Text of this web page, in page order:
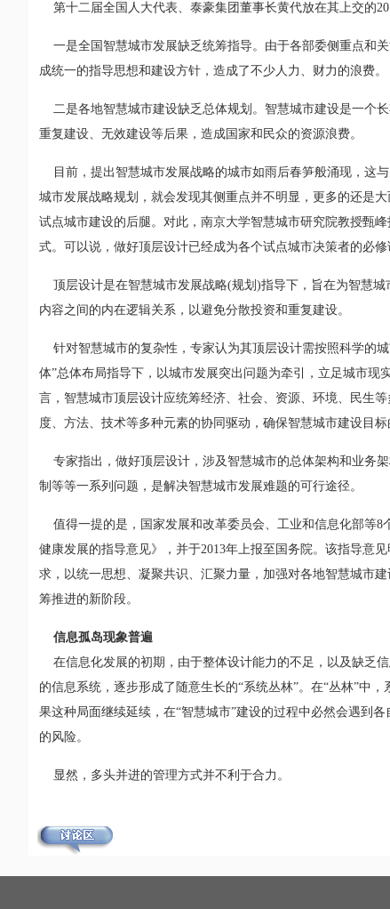
第十二届全国人大代表、泰豪集团董事长黄代放在其上交的
一是全国智慧城市发展缺乏统筹指导。由于各部委侧重点和
成统一的指导思想和建设方针，造成了不少人力、财力的浪费。
二是各地智慧城市建设缺乏总体规划。智慧城市建设是一个
重复建设、无效建设等后果，造成国家和民众的资源浪费。
目前，提出智慧城市发展战略的城市如雨后春笋般涌现，这
城市发展战略规划，就会发现其侧重点并不明显，更多的还是
试点城市建设的后腿。对此，南京大学智慧城市研究院教授甄
式。可以说，做好顶层设计已经成为各个试点城市决策者的必修
顶层设计是在智慧城市发展战略(规划)指导下，旨在为智慧
内容之间的内在逻辑关系，以避免分散投资和重复建设。
针对智慧城市的复杂性，专家认为其顶层设计需按照科学的
体”总体布局指导下，以城市发展突出问题为牵引，立足城市
言，智慧城市顶层设计应统筹经济、社会、资源、环境、民生
度、方法、技术等多种元素的协同驱动，确保智慧城市建设目标
专家指出，做好顶层设计，涉及智慧城市的总体架构和业务
制等等一系列问题，是解决智慧城市发展难题的可行途径。
值得一提的是，国家发展和改革委员会、工业和信息化部等8
健康发展的指导意见》，并于2013年上报至国务院。该指导意
求，以统一思想、凝聚共识、汇聚力量，加强对各地智慧城市
筹推进的新阶段。
信息孤岛现象普遍
在信息化发展的初期，由于整体设计能力的不足，以及缺乏
的信息系统，逐步形成了随意生长的“系统丛林”。在“丛林”中
果这种局面继续延续，在“智慧城市”建设的过程中必然会遇到
的风险。
显然，多头并进的管理方式并不利于合力。